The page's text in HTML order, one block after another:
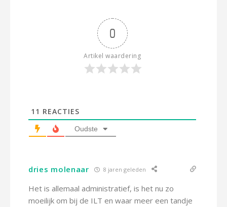
0
Artikel waardering
11 REACTIES
Oudste
dries molenaar 8 jaren geleden
Het is allemaal administratief, is het nu zo
moeilijk om bij de ILT en waar meer een tandje